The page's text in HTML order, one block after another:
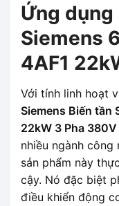
Ứng dụng
Siemens
4AF1
Với tính linh hoạt
Siemens Biến tần
22kW 3 Pha 380V
nhiều ngành công
sản phẩm này
cậy. Nó đặc biệt
điều khiển động